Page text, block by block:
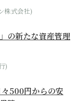
株式会社)
の新たな資産管理
)
500円からの安